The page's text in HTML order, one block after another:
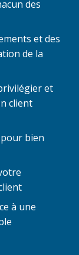
des
et des
de la
et
client
bien
à une